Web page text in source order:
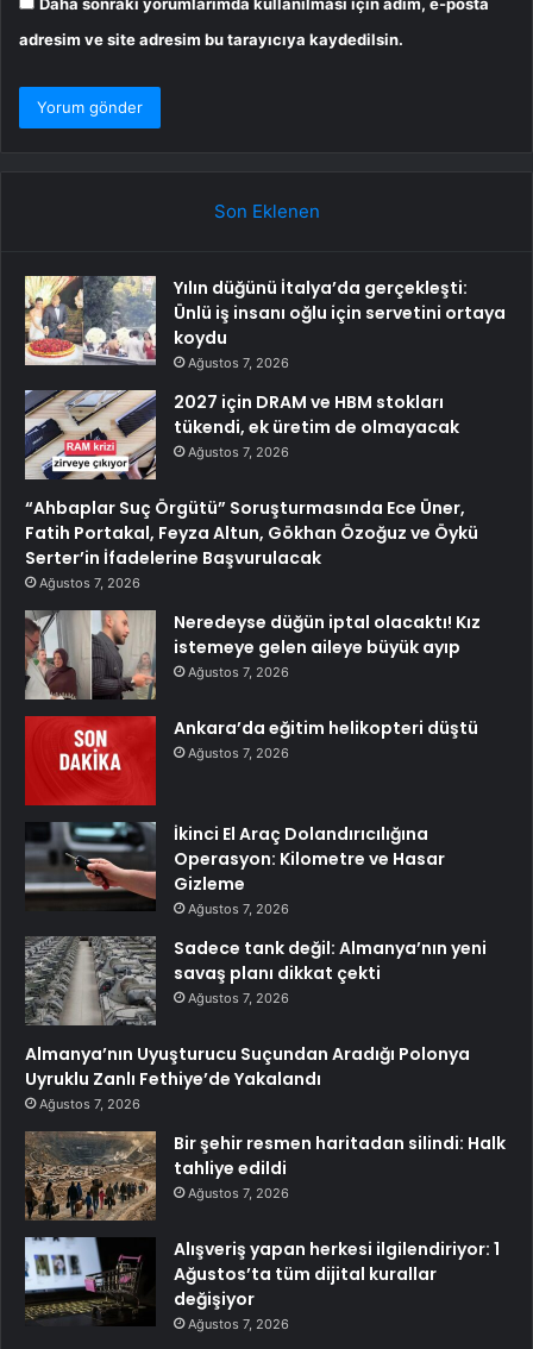
adresim ve site adresim bu tarayıcıya kaydedilsin.
Son Eklenen
Yılın düğünü İtalya’da gerçekleşti:
Ünlü iş insanı oğlu için servetini ortaya
koydu
Ağustos 7, 2026
2027 için DRAM ve HBM stokları
tükendi, ek üretim de olmayacak
Ağustos 7, 2026
“Ahbaplar Suç Örgütü” Soruşturmasında Ece Üner,
Fatih Portakal, Feyza Altun, Gökhan Özoğuz ve Öykü
Serter’in İfadelerine Başvurulacak
Ağustos 7, 2026
Neredeyse düğün iptal olacaktı! Kız
istemeye gelen aileye büyük ayıp
Ağustos 7, 2026
Ankara’da eğitim helikopteri düştü
Ağustos 7, 2026
İkinci El Araç Dolandırıcılığına
Operasyon: Kilometre ve Hasar
Gizleme
Ağustos 7, 2026
Sadece tank değil: Almanya’nın yeni
savaş planı dikkat çekti
Ağustos 7, 2026
Almanya’nın Uyuşturucu Suçundan Aradığı Polonya
Uyruklu Zanlı Fethiye’de Yakalandı
Ağustos 7, 2026
Bir şehir resmen haritadan silindi: Halk
tahliye edildi
Ağustos 7, 2026
Alışveriş yapan herkesi ilgilendiriyor: 1
Ağustos’ta tüm dijital kurallar
değişiyor
Ağustos 7, 2026